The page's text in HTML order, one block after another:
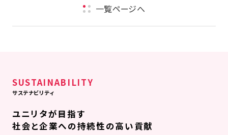
一覧ページへ
SUSTAINABILITY
サステナビリティ
ユニリタが目指す
社会と企業への持続性の高い貢献